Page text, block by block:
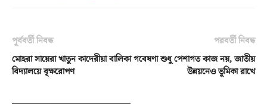
পূর্ববর্তী নিবন্ধ
মোহরা সায়েরা খাতুন কাদেরীয়া বালিকা
বিদ্যালয়ে বৃক্ষরোপণ
পরবর্তী নিবন্ধ
গবেষণা শুধু পেশাগত কাজ নয়, জাতীয়
উন্নয়নেও ভূমিকা রাখে